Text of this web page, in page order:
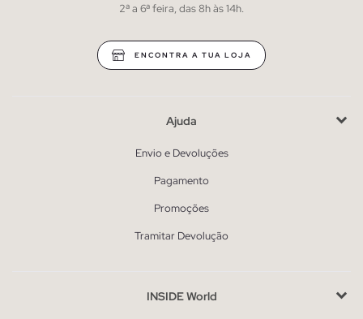
2ª a 6ª feira, das 8h às 14h.
ENCONTRA A TUA LOJA
Ajuda
Envio e Devoluções
Pagamento
Promoções
Tramitar Devolução
INSIDE World